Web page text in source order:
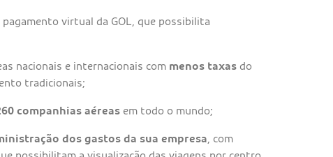
pagamento virtual da GOL, que possibilita
nacionais e internacionais com menos taxasdo
tradicionais;
companhias aéreasem todo o mundo;
dos gastos da sua empresa , com